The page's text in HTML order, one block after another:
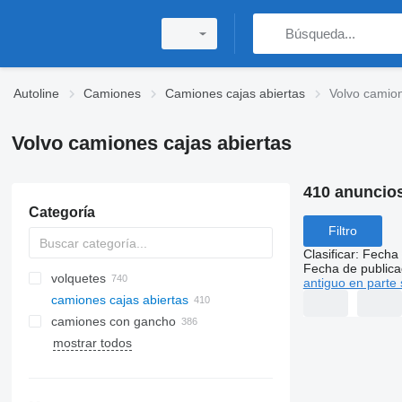
Autoline Camiones Camiones cajas abiertas Volvo
Volvo camiones cajas abiertas
Categoría
volquetes
camiones cajas abiertas
camiones con gancho
mostrar todos
410
Filtro
Clasificar: Fecha
Fecha de
antiguo en parte